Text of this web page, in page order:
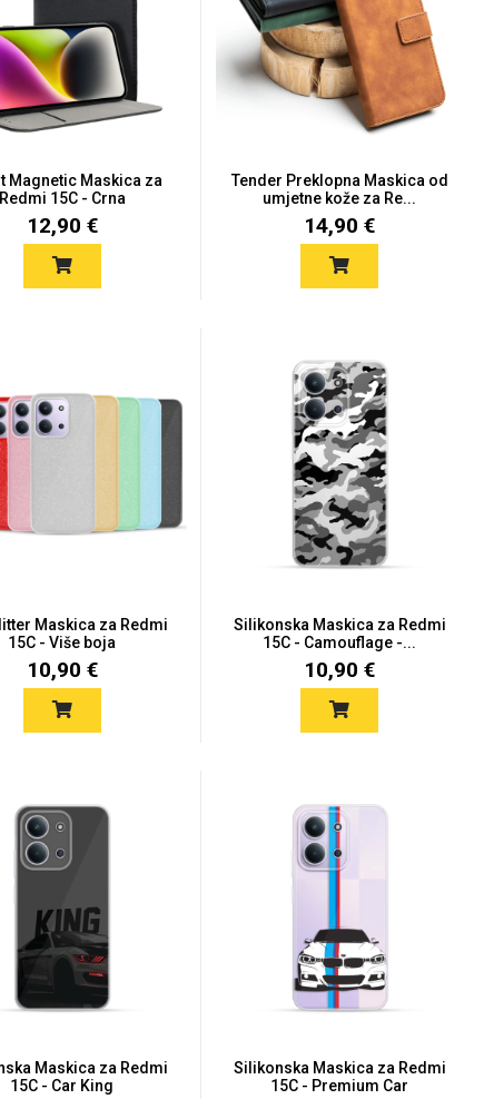
Magnetic Maskica za
Redmi 15C - Crna
12,90 €
Tender Preklopna Maskica od
umjetne kože za Re...
14,90 €
Maskica za Redmi
15C - Više boja
10,90 €
Silikonska Maskica za Redmi
15C - Camouflage -...
10,90 €
Maskica za Redmi
15C - Car King
Silikonska Maskica za Redmi
15C - Premium Car